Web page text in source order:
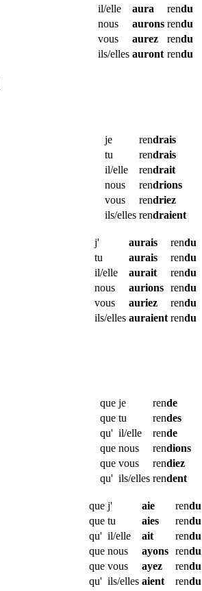
il/elle
aura rendu
nous
aurons rendu
vous
aurez rendu
ils/elles auront rendu
je
rendrais
tu
rendrais
il/elle
rendrait
nous
rendrions
vous
rendriez
ils/elles rendraient
j'
aurais rendu
tu
aurais rendu
il/elle
aurait rendu
nous
aurions rendu
vous
auriez rendu
ils/elles auraient rendu
que je rende
que tu rendes
qu' il/elle rende
que nous rendions
que vous rendiez
qu' ils/elles rendent
que j' aie rendu
que tu aies rendu
qu' il/elle ait rendu
que nous ayons rendu
que vous ayez rendu
qu' ils/elles aient rendu